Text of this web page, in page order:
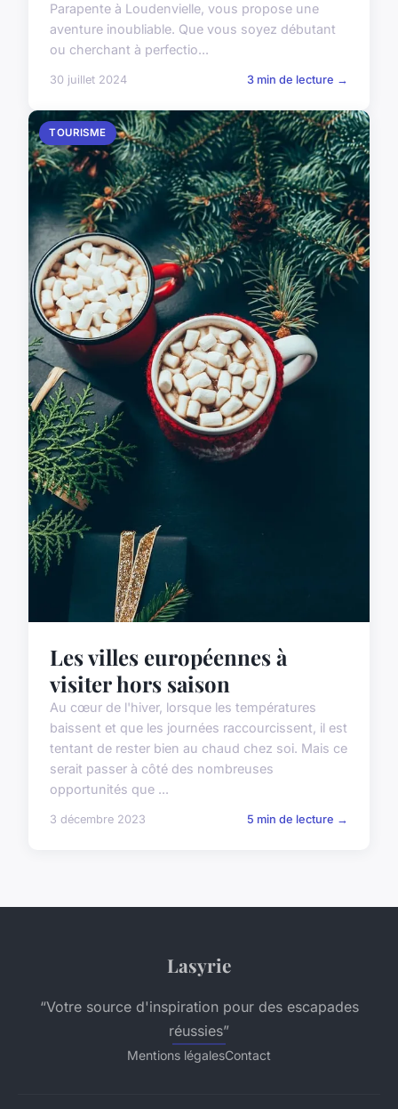
Parapente à Loudenvielle, vous propose une
aventure inoubliable. Que vous soyez débutant
ou cherchant à perfectio...
30 juillet 2024 3 min de lecture →
TOURISME
Les villes européennes à
visiter hors saison
Au cœur de l'hiver, lorsque les températures
baissent et que les journées raccourcissent, il est
tentant de rester bien au chaud chez soi. Mais ce
serait passer à côté des nombreuses
opportunités que ...
3 décembre 2023 5 min de lecture →
Lasyrie
“Votre source d'inspiration pour des escapades
réussies”
Mentions légalesContact